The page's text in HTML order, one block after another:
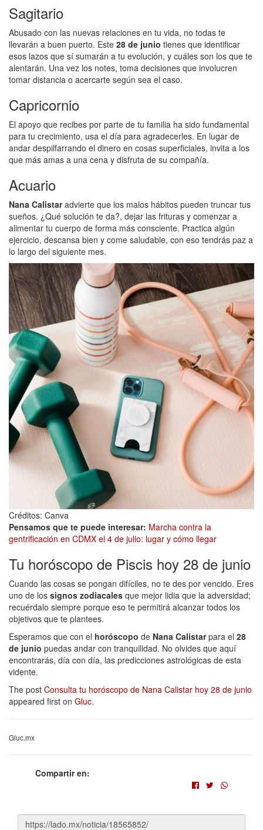
Sagitario
Abusado con las nuevas relaciones en tu vida, no todas te
llevarán a buen puerto. Este 28 de junio tienes que identificar
esos lazos que sí sumarán a tu evolución, y cuáles son los que te
alentarán. Una vez los notes, toma decisiones que involucren
tomar distancia o acercarte según sea el caso.
Capricornio
El apoyo que recibes por parte de tu familia ha sido fundamental
para tu crecimiento, usa el día para agradecerles. En lugar de
andar despilfarrando el dinero en cosas superficiales, invita a los
que más amas a una cena y disfruta de su compañía.
Acuario
Nana Calistaradvierte que los malos hábitos pueden truncar tus
sueños. ¿Qué solución te da?, dejar las frituras y comenzar a
alimentar tu cuerpo de forma más consciente. Practica algún
ejercicio, descansa bien y come saludable, con eso tendrás paz a
lo largo del siguiente mes.
Créditos: Canva
Pensamos que te puede interesar: Marcha contra la
gentrificación en CDMX el 4 de julio: lugar y cómo llegar
Tu horóscopo de Piscis hoy 28 de junio
Cuando las cosas se pongan difíciles, no te des por vencido. Eres
uno de los signos zodiacales que mejor lidia que la adversidad;
recuérdalo siempre porque eso te permitirá alcanzar todos los
objetivos que te plantees.
Esperamos que con el horóscopo de Nana Calistarpara el 28
de junio puedas andar con tranquilidad. No olvides que aquí
encontrarás, día con día, las predicciones astrológicas de esta
vidente.
The post Consulta tu horóscopo de Nana Calistar hoy 28 de junio
appeared first on Gluc.
Gluc.mx
Compartir en: